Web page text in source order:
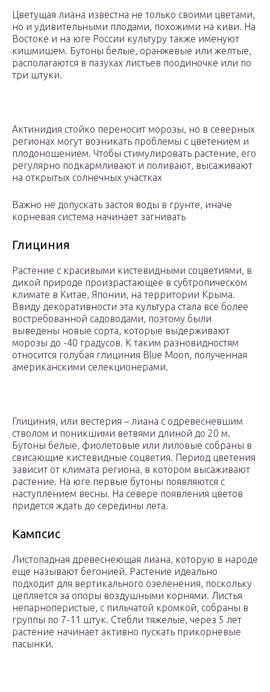
Цветущая лиана известна не только своими цветами,
но и удивительными плодами, похожими на киви. На
Востоке и на юге России культуру также именуют
кишмишем. Бутоны белые, оранжевые или желтые,
располагаются в пазухах листьев поодиночке или по
три штуки.
Актинидия стойко переносит морозы, но в северных
регионах могут возникать проблемы с цветением и
плодоношением. Чтобы стимулировать растение, его
регулярно подкармливают и поливают, высаживают
на открытых солнечных участках
Важно не допускать застоя воды в грунте, иначе
корневая система начинает загнивать
Глициния
Растение с красивыми кистевидными соцветиями, в
дикой природе произрастающее в субтропическом
климате в Китае, Японии, на территории Крыма.
Ввиду декоративности эта культура стала все более
востребованной садоводами, поэтому были
выведены новые сорта, которые выдерживают
морозы до -40 градусов. К таким разновидностям
относится голубая глициния Blue Moon, полученная
американскими селекционерами.
Глициния, или вестерия – лиана с одревесневшим
стволом и поникшими ветвями длиной до 20 м.
Бутоны белые, фиолетовые или лиловые собраны в
свисающие кистевидные соцветия. Период цветения
зависит от климата региона, в котором высаживают
растение. На юге первые бутоны появляются с
наступлением весны. На севере появления цветов
придется ждать до середины лета.
Кампсис
Листопадная древеснеющая лиана, которую в народе
еще называют бегонией. Растение идеально
подходит для вертикального озеленения, поскольку
цепляется за опоры воздушными корнями. Листья
непарноперистые, с пильчатой кромкой, собраны в
группы по 7-11 штук. Стебли тяжелые, через 5 лет
растение начинает активно пускать прикорневые
пасынки.